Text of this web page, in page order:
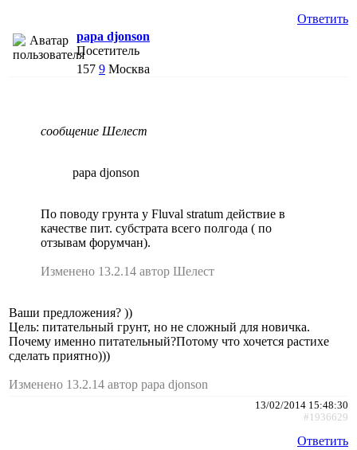
Ответить
papa djonson
Посетитель
157 9 Москва
сообщение Шелест
papa djonson
По поводу грунта у Fluval stratum действие в
качестве пит. субстрата всего полгода ( по
отзывам форумчан).
Изменено 13.2.14 автор Шелест
Ваши предложения? ))
Цель: питательный грунт, но не сложный для новичка.
Почему именно питательный?Потому что хочется растихе
сделать приятно)))
Изменено 13.2.14 автор papa djonson
13/02/2014 15:48:30
#1936629
Ответить